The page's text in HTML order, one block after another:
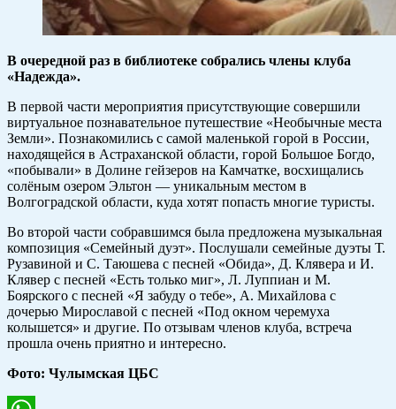
В очередной раз в библиотеке собрались члены клуба
«Надежда».
В первой части мероприятия присутствующие совершили
виртуальное познавательное путешествие «Необычные места
Земли». Познакомились с самой маленькой горой в России,
находящейся в Астраханской области, горой Большое Богдо,
«побывали» в Долине гейзеров на Камчатке, восхищались
солёным озером Эльтон — уникальным местом в
Волгоградской области, куда хотят попасть многие туристы.
Во второй части собравшимся была предложена музыкальная
композиция «Семейный дуэт». Послушали семейные дуэты Т.
Рузавиной и С. Таюшева с песней «Обида», Д. Клявера и И.
Клявер с песней «Есть только миг», Л. Луппиан и М.
Боярского с песней «Я забуду о тебе», А. Михайлова с
дочерью Мирославой с песней «Под окном черемуха
колышется» и другие. По отзывам членов клуба, встреча
прошла очень приятно и интересно.
Фото: Чулымская ЦБС